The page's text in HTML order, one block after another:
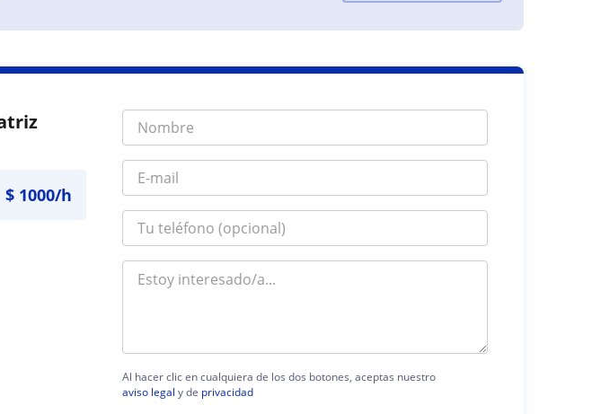
$ 1000/h
Al hacer clic en cualquiera de los dos botones, aceptas nuestro
aviso legal y de privacidad